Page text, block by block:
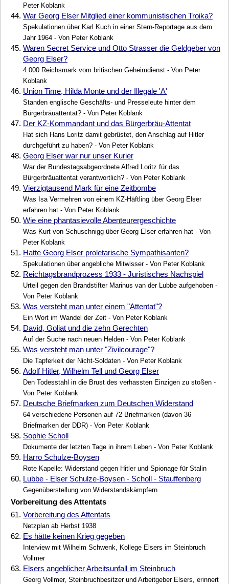
Peter Koblank
44. War Georg Elser Mitglied einer kommunistischen Troika?
Spekulationen über Karl Kuch in einer Stern-Reportage aus dem
Jahr 1964 - Von Peter Koblank
45. Waren Secret Service und Otto Strasser die Geldgeber von
Georg Elser?
4.000 Reichsmark vom britischen Geheimdienst - Von Peter
Koblank
46. Union Time, Hilda Monte und der Illegale 'A'
Standen englische Geschäfts- und Presseleute hinter dem
Bürgerbräuattentat? - Von Peter Koblank
47. Der KZ-Kommandant und das Bürgerbräu-Attentat
Hat sich Hans Loritz damit gebrüstet, den Anschlag auf Hitler
durchgeführt zu haben? - Von Peter Koblank
48. Georg Elser war nur unser Kurier
War der Bundestagsabgeordnete Alfred Loritz für das
Bürgerbräuattentat verantwortlich? - Von Peter Koblank
49. Vierzigtausend Mark für eine Zeitbombe
Was Isa Vermehren von einem KZ-Häftling über Georg Elser
erfahren hat - Von Peter Koblank
50. Wie eine phantasievolle Abenteurergeschichte
Was Kurt von Schuschnigg über Georg Elser erfahren hat - Von
Peter Koblank
51. Hatte Georg Elser proletarische Sympathisanten?
Spekulationen über angebliche Mitwisser - Von Peter Koblank
52. Reichtagsbrandprozess 1933 - Juristisches Nachspiel
Urteil gegen den Brandstifter Marinus van der Lubbe aufgehoben -
Von Peter Koblank
53. Was versteht man unter einem "Attentat"?
Ein Wort im Wandel der Zeit - Von Peter Koblank
54. David, Goliat und die zehn Gerechten
Auf der Suche nach neuen Helden - Von Peter Koblank
55. Was versteht man unter "Zivilcourage"?
Die Tapferkeit der Nicht-Soldaten - Von Peter Koblank
56. Adolf Hitler, Wilhelm Tell und Georg Elser
Den Todesstahl in die Brust des verhassten Einzigen zu stoßen -
Von Peter Koblank
57. Deutsche Briefmarken zum Deutschen Widerstand
64 verschiedene Personen auf 72 Briefmarken (davon 36
Briefmarken der DDR) - Von Peter Koblank
58. Sophie Scholl
Dokumente der letzten Tage in ihrem Leben - Von Peter Koblank
59. Harro Schulze-Boysen
Rote Kapelle: Widerstand gegen Hitler und Spionage für Stalin
60. Lubbe - Elser Schulze-Boysen - Scholl - Stauffenberg
Gegenüberstellung von Widerstandskämpfern
Vorbereitung des Attentats
61. Vorbereitung des Attentats
Netzplan ab Herbst 1938
62. Es hätte keinen Krieg gegeben
Interview mit Wilhelm Schwenk, Kollege Elsers im Steinbruch
Vollmer
63. Elsers angeblicher Arbeitsunfall im Steinbruch
Georg Vollmer, Steinbruchbesitzer und Arbeitgeber Elsers, erinnert